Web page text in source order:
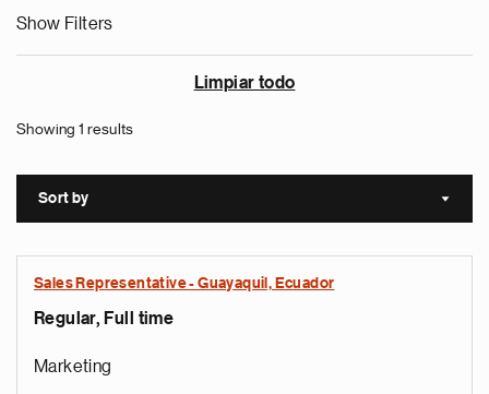
Show Filters
Limpiar todo
Showing 1 results
Sort by Sort
Sales Representative - Guayaquil, Ecuador
Regular, Full time
Marketing